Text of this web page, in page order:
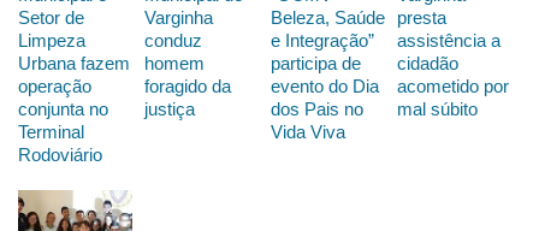
Setor de
Limpeza
Urbana fazem
operação
conjunta no
Terminal
Rodoviário
Varginha
conduz
homem
foragido da
justiça
Beleza, Saúde
e Integração”
participa de
evento do Dia
dos Pais no
Vida Viva
presta
assistência a
cidadão
acometido por
mal súbito